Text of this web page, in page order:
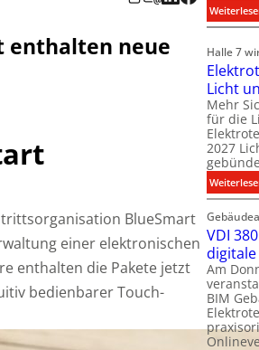
enthalten neue
BlueSmart
einer elektronischen
enthalten die Pakete jetzt
bedienbarer Touch-
Halle 7
Licht
Mehr
für die
2027
VDI
Am
BIM